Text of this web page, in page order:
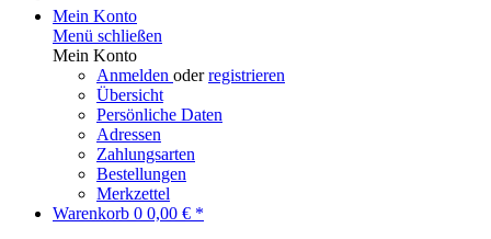
Mein Konto
Menü schließen
Mein Konto
Anmelden oderregistrieren
Übersicht
Persönliche Daten
Adressen
Zahlungsarten
Bestellungen
Merkzettel
Warenkorb 0 0,00 € *